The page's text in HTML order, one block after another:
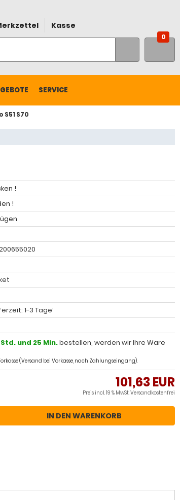
Kasse
0
SERVICE
S70
!
!
1-3 Tage¹
Std. und 25 Min.bestellen, werden wir Ihre Ware
(Versand bei Vorkasse, nach Zahlungseingang).
101,63 EUR
Preis incl. 19 % MwSt.Versandkostenfrei
IN DEN WARENKORB